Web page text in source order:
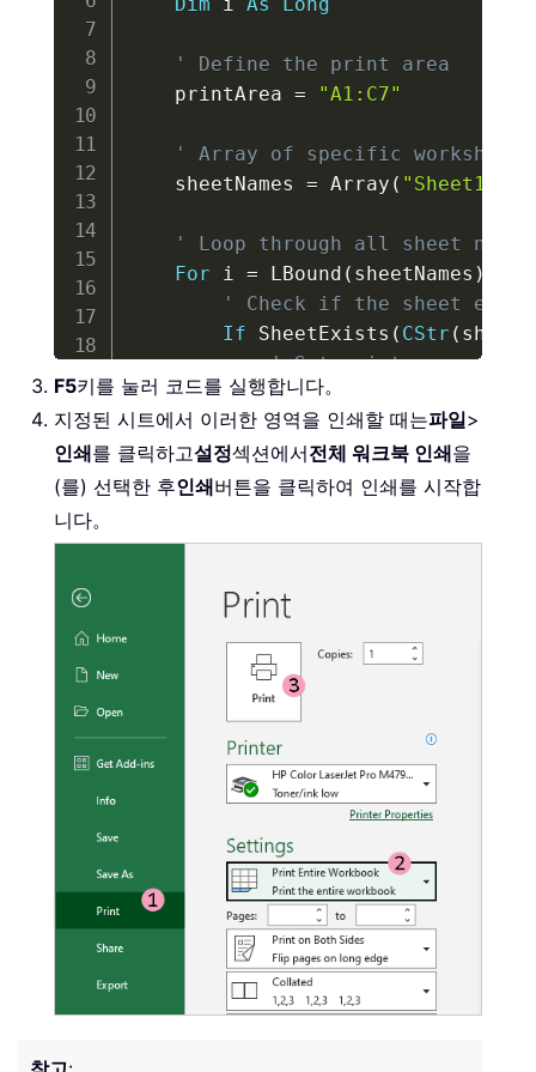
' Define the print area
    printArea
= "A1:C7"
' Array of specific worksheet
    sheetNames
= Array ( "Sheet1"
' Loop through all sheet
For i = LBound ( sheetNames )
' Check if the sheet
If SheetExists ( CStr (
' Set print area on
Set ws
            ws
.PageSetup.
End If
Next
i
SheetExists
Error Resume Next
sheet =
Error GoTo
    SheetExists
Function
F5키를 눌러 코드를 실행합니다。
지정된 시트에서 이러한 영역을 인쇄할 때는파일>
인쇄를 클릭하고설정섹션에서전체 워크북 인쇄을
(를) 선택한 후인쇄버튼을 클릭하여 인쇄를 시작합
니다。